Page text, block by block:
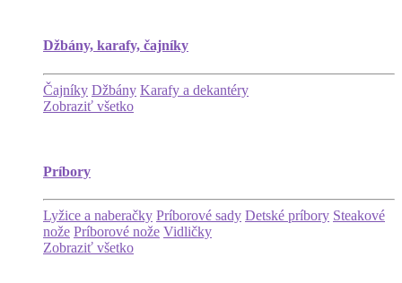
Džbány, karafy, čajníky
Čajníky Džbány Karafy a dekantéry
Zobraziť všetko
Príbory
Lyžice a naberačky Príborové sady Detské príbory Steakové
nože Príborové nože Vidličky
Zobraziť všetko